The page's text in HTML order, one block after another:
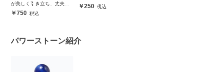
が美しく引き立ち、丈夫で
安心750
250
パワーストーン紹介